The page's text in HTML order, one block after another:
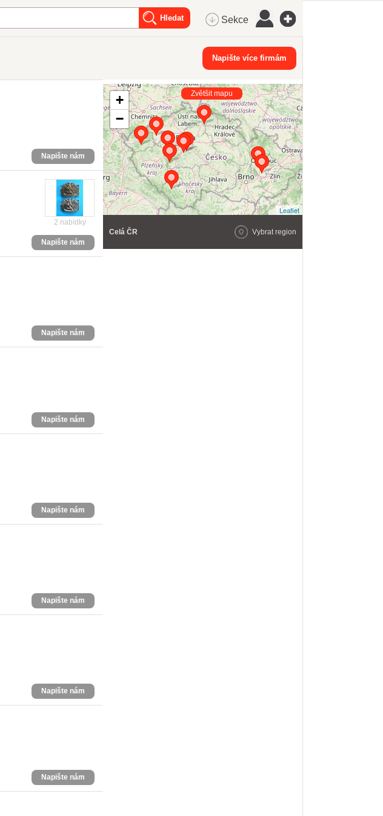
Sekce
Napište více firmám
Napište nám
2 nabídky
Napište nám
Napište nám
Napište nám
Napište nám
Napište nám
Napište nám
Napište nám
+
−
Leaflet
Zvětšit mapu
Celá ČR Vybrat region